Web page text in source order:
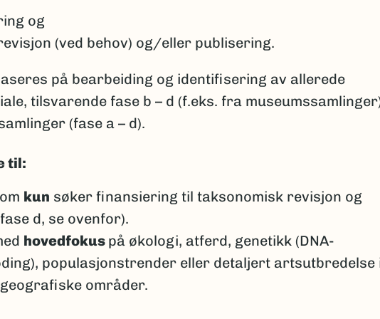
og
(ved behov) og/eller publisering.
på bearbeiding og identifisering av allerede
tilsvarende fase b – d (f.eks. fra
(fase a – d).
til:
kun søker finansiering til taksonomisk revisjon og
d, se ovenfor).
hovedfokus på økologi, atferd, genetikk (DNA-
populasjonstrender eller detaljert artsutbredelse
områder.